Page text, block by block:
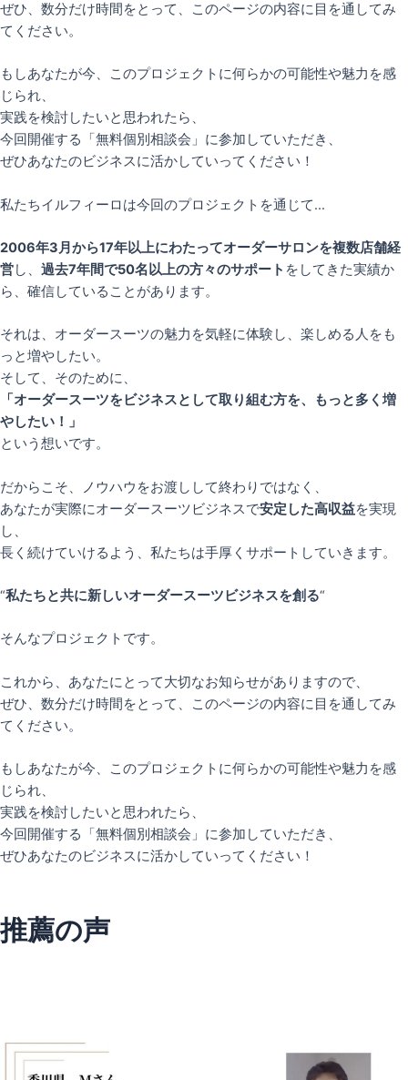
ぜひ、数分だけ時間をとって、このページの内容に目を通してみ
てください。
もしあなたが今、このプロジェクトに何らかの可能性や魅力を感
じられ、
実践を検討したいと思われたら、
今回開催する「無料個別相談会」に参加していただき、
ぜひあなたのビジネスに活かしていってください！
私たちイルフィーロは今回のプロジェクトを通じて…
2006年3月から17年以上にわたってオーダーサロンを複数店舗経
営し、 過去7年間で50名以上の方々のサポート をしてきた実績か
ら、確信していることがあります。
それは、オーダースーツの魅力を気軽に体験し、楽しめる人をも
っと増やしたい。
そして、そのために、
「オーダースーツをビジネスとして取り組む方を、もっと多く増
やしたい！」
という想いです。
だからこそ、ノウハウをお渡しして終わりではなく、
あなたが実際にオーダースーツビジネスで安定した高収益を実現
し、
長く続けていけるよう、私たちは手厚くサポートしていきます。
“私たちと共に新しいオーダースーツビジネスを創る“
そんなプロジェクトです。
これから、あなたにとって大切なお知らせがありますので、
ぜひ、数分だけ時間をとって、このページの内容に目を通してみ
てください。
もしあなたが今、このプロジェクトに何らかの可能性や魅力を感
じられ、
実践を検討したいと思われたら、
今回開催する「無料個別相談会」に参加していただき、
ぜひあなたのビジネスに活かしていってください！
推薦の声